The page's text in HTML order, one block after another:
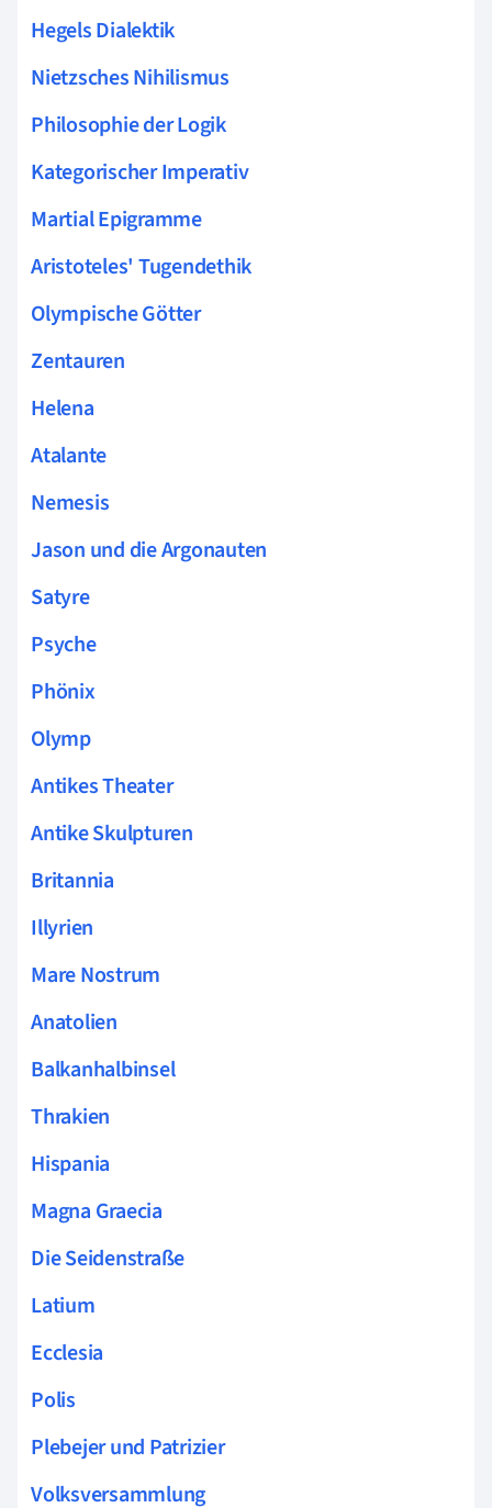
Hegels Dialektik
Nietzsches Nihilismus
Philosophie der Logik
Kategorischer Imperativ
Martial Epigramme
Aristoteles' Tugendethik
Olympische Götter
Zentauren
Helena
Atalante
Nemesis
Jason und die Argonauten
Satyre
Psyche
Phönix
Olymp
Antikes Theater
Antike Skulpturen
Britannia
Illyrien
Mare Nostrum
Anatolien
Balkanhalbinsel
Thrakien
Hispania
Magna Graecia
Die Seidenstraße
Latium
Ecclesia
Polis
Plebejer und Patrizier
Volksversammlung